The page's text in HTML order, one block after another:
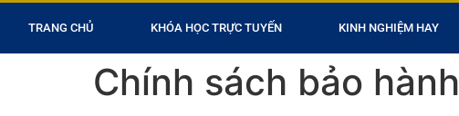
TRANG CHỦ KHÓA HỌC TRỰC TUYẾN KINH NGHIỆM HAY
Chính sách bảo hành